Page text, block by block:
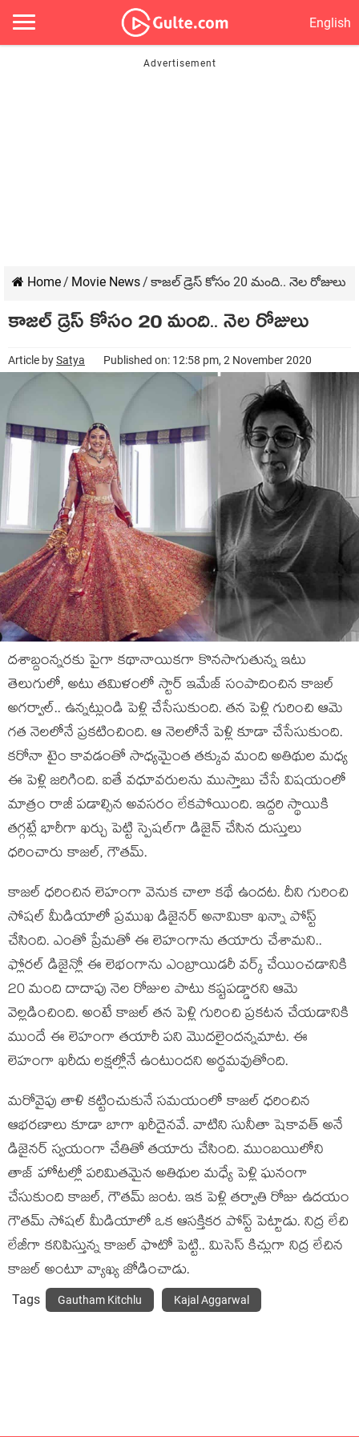
English
Home/ Movie News/ కాజల్ డ్రెస్ కోసం 20 మంది.. నెల రోజులు
కాజల్ డ్రెస్ కోసం 20 మంది.. నెల రోజులు
Article bySatya Published on: 12:58 pm, 2 November 2020
దశాబ్దంన్నరకు పైగా కథానాయికగా కొనసాగుతున్న ఇటు
తెలుగులో, అటు తమిళంలో స్టార్ ఇమేజ్ సంపాదించిన కాజల్
అగర్వాల్.. ఉన్నట్లుండి పెళ్లి చేసేసుకుంది. తన పెళ్లి గురించి ఆమె
గత నెలలోనే ప్రకటించింది. ఆ నెలలోనే పెళ్లి కూడా చేసేసుకుంది.
కరోనా టైం కావడంతో సాధ్యమైంత తక్కువ మంది అతిథుల మధ్య
ఈ పెళ్లి జరిగింది. ఐతే వధూవరులను ముస్తాబు చేసే విషయంలో
మాత్రం రాజీ పడాల్సిన అవసరం లేకపోయింది. ఇద్దరి స్థాయికి
తగ్గట్లే భారీగా ఖర్చు పెట్టి స్పెషల్‌గా డిజైన్ చేసిన దుస్తులు
ధరించారు కాజల్, గౌతమ్.
కాజల్ ధరించిన లెహంగా వెనుక చాలా కథే ఉందట. దీని గురించి
సోషల్ మీడియాలో ప్రముఖ డిజైనర్ అనామికా ఖన్నా పోస్ట్
చేసింది. ఎంతో ప్రేమతో ఈ లెహంగాను తయారు చేశామని..
ఫ్లోరల్ డిజైన్లో ఈ లెభంగాను ఎంబ్రాయిడరీ వర్క్ చేయించడానికి
20 మంది దాదాపు నెల రోజుల పాటు కష్టపడ్డారని ఆమె
వెల్లడించింది. అంటే కాజల్ తన పెళ్లి గురించి ప్రకటన చేయడానికి
ముందే ఈ లెహంగా తయారీ పని మొదలైందన్నమాట. ఈ
లెహంగా ఖరీదు లక్షల్లోనే ఉంటుందని అర్థమవుతోంది.
మరోవైపు తాళి కట్టించుకునే సమయంలో కాజల్ ధరించిన
ఆభరణాలు కూడా బాగా ఖరీదైనవే. వాటిని సునీతా షెకావత్ అనే
డిజైనర్ స్వయంగా చేతితో తయారు చేసింది. ముంబయిలోని
తాజ్ హోటల్లో పరిమితమైన అతిథుల మధ్యే పెళ్లి ఘనంగా
చేసుకుంది కాజల్, గౌతమ్ జంట. ఇక పెళ్లి తర్వాతి రోజు ఉదయం
గౌతమ్ సోషల్ మీడియాలో ఒక ఆసక్తికర పోస్ట్ పెట్టాడు. నిద్ర లేచి
లేజీగా కనిపిస్తున్న కాజల్ ఫొటో పెట్టి.. మిసెస్ కిచ్లుగా నిద్ర లేచిన
కాజల్ అంటూ వ్యాఖ్య జోడించాడు.
Tags Gautham Kitchlu Kajal Aggarwal